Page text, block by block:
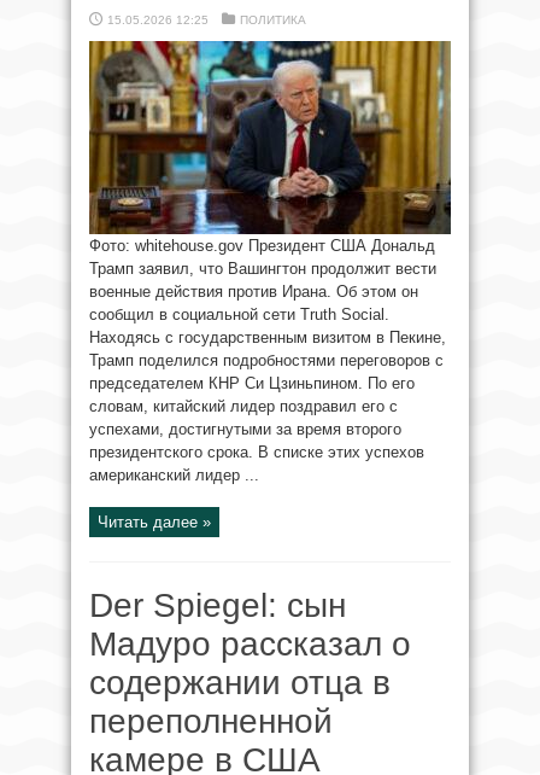
15.05.2026 12:25 ПОЛИТИКА
Фото: whitehouse.gov Президент США Дональд
Трамп заявил, что Вашингтон продолжит вести
военные действия против Ирана. Об этом он
сообщил в социальной сети Truth Social.
Находясь с государственным визитом в Пекине,
Трамп поделился подробностями переговоров с
председателем КНР Си Цзиньпином. По его
словам, китайский лидер поздравил его с
успехами, достигнутыми за время второго
президентского срока. В списке этих успехов
американский лидер ...
Читать далее »
Der Spiegel: сын
Мадуро рассказал о
содержании отца в
переполненной
камере в США